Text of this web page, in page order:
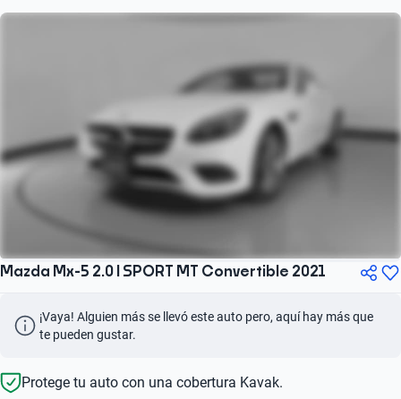
Mazda Mx-5 2.0 I SPORT MT Convertible 2021
¡Vaya! Alguien más se llevó este auto pero, aquí hay más que
te pueden gustar.
Protege tu auto con una cobertura Kavak.